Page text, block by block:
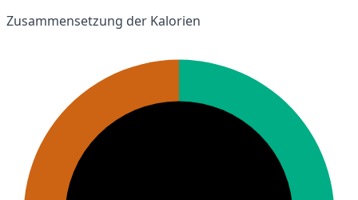
Zusammensetzung der Kalorien